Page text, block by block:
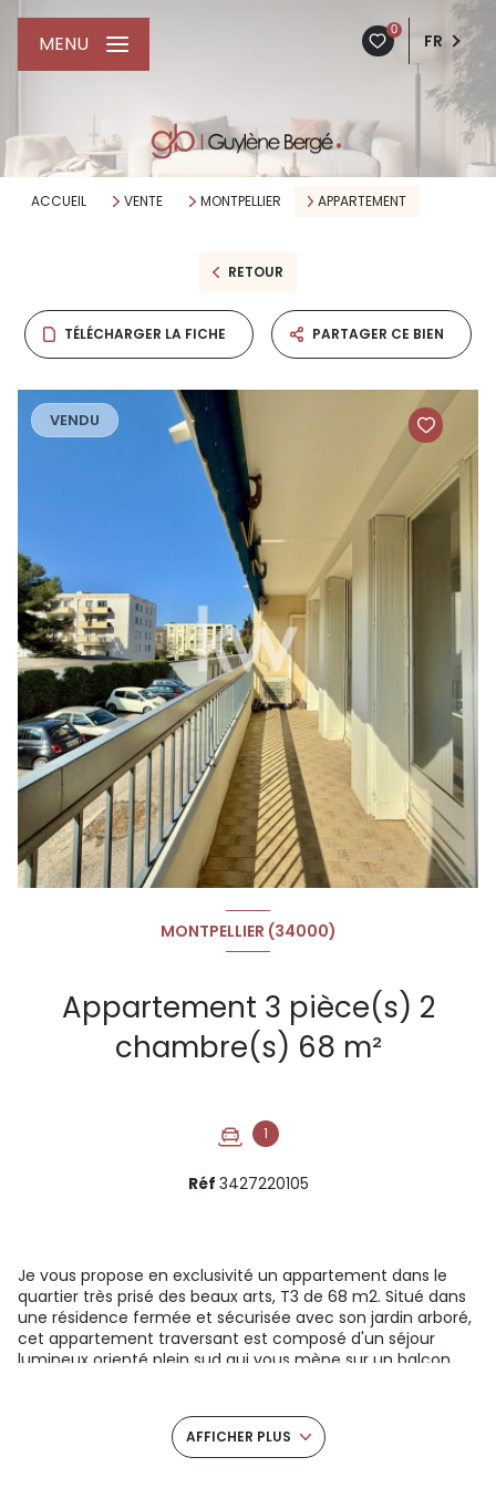
0
FR
MENU
ACCUEIL VENTE MONTPELLIER APPARTEMENT
RETOUR
TÉLÉCHARGER LA FICHE PARTAGER CE BIEN
VENDU
MONTPELLIER (34000)
Appartement 3 pièce(s) 2
chambre(s) 68 m²
1
Réf 3427220105
Je vous propose en exclusivité un appartement dans le
quartier très prisé des beaux arts, T3 de 68 m2. Situé dans
une résidence fermée et sécurisée avec son jardin arboré,
cet appartement traversant est composé d'un séjour
lumineux orienté plein sud qui vous mène sur un balcon
chambres , d'une pièce dressing, d'une salle de bain, de
toilettes séparés et d'un grand placard de rangement situé
dans le couloir. Cet appartement est vendu avec une
AFFICHER PLUS